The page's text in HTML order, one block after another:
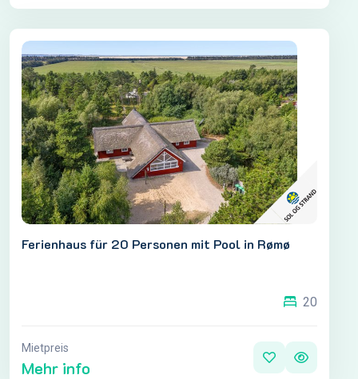
Ferienhaus für 20 Personen mit Pool in Rømø
20
Mietpreis
Mehr info